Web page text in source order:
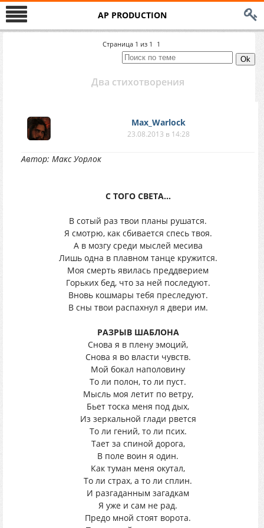
AP PRODUCTION
Страница 1 из 1 1
Два стихотворения
Max_Warlock
23.08.2013 в 14:28
Автор: Макс Уорлок
С ТОГО СВЕТА…
В сотый раз твои планы рушатся.
Я смотрю, как сбивается спесь твоя.
А в мозгу среди мыслей месива
Лишь одна в плавном танце кружится.
Моя смерть явилась преддверием
Горьких бед, что за ней последуют.
Вновь кошмары тебя преследуют.
В сны твои распахнул я двери им.
РАЗРЫВ ШАБЛОНА
Снова я в плену эмоций,
Снова я во власти чувств.
Мой бокал наполовину
То ли полон, то ли пуст.
Мысль моя летит по ветру,
Бьет тоска меня под дых,
Из зеркальной глади рвется
То ли гений, то ли псих.
Тает за спиной дорога,
В поле воин я один.
Как туман меня окутал,
То ли страх, а то ли сплин.
И разгаданным загадкам
Я уже и сам не рад.
Предо мной стоят ворота.